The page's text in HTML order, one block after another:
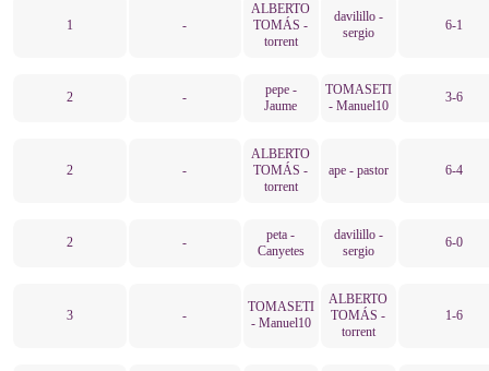
1 -
ALBERTO
TOMÁS -
torrent
davilillo -
sergio
6-1
2 -
pepe -
Jaume
TOMASETI
- Manuel10
3-6
2 -
ALBERTO
TOMÁS -
torrent
ape - pastor 6-4
2 -
peta -
Canyetes
davilillo -
sergio
6-0
3 -
TOMASETI
- Manuel10
ALBERTO
TOMÁS -
torrent
1-6